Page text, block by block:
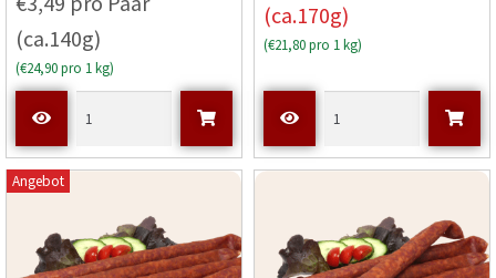
von 5
(ca.140g)
(€24,90 pro 1 kg)
(ca.170g)
(€21,80 pro 1 kg)
Angebot